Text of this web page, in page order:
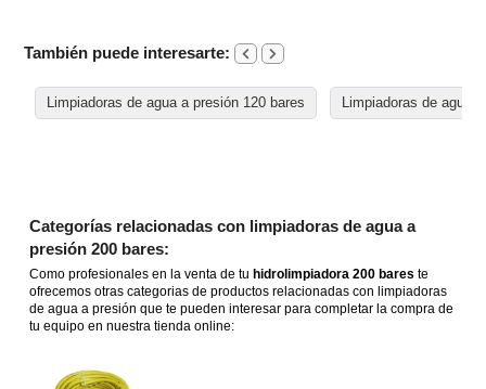
También puede interesarte:
Limpiadoras de agua a presión 120 bares Limpiadoras de agua
Categorías relacionadas con limpiadoras de agua a
presión 200 bares:
Como profesionales en la venta de tu hidrolimpiadora 200 bares te
ofrecemos otras categorias de productos relacionadas con limpiadoras
de agua a presión que te pueden interesar para completar la compra de
tu equipo en nuestra tienda online: